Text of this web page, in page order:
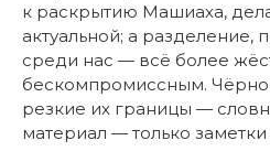
к раскрытию Машиаха,
актуальной; а разделение,
среди нас — всё более
бескомпромиссным.
резкие их границы —
материал — только заметки